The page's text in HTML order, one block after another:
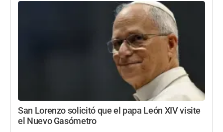
San Lorenzo solicitó que el papa León XIV visite
el Nuevo Gasómetro